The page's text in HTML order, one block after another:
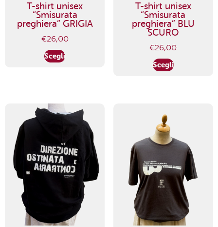
T-shirt unisex
“Smisurata
preghiera” GRIGIA
€26,00
Scegli
T-shirt unisex
“Smisurata
preghiera” BLU
SCURO
€26,00
Scegli